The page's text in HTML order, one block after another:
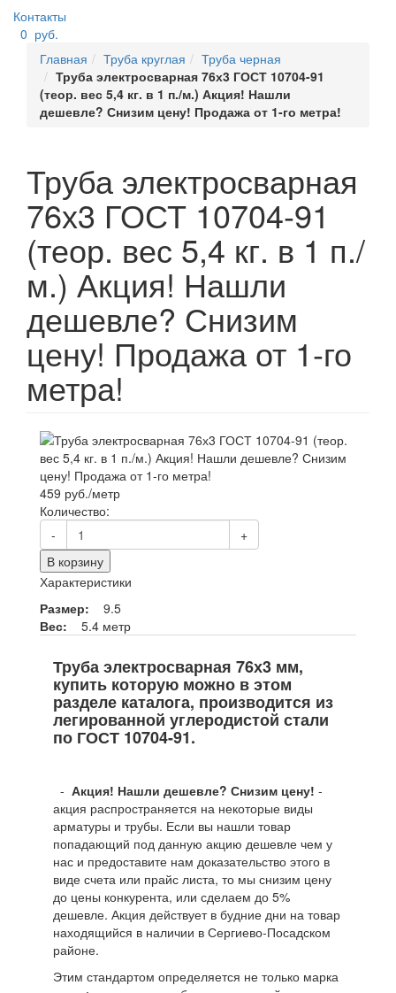
Контакты
0 руб.
Главная
Труба круглая
Труба черная
Труба электросварная 76х3 ГОСТ 10704-91
(теор. вес 5,4 кг. в 1 п./м.) Акция! Нашли
дешевле? Снизим цену! Продажа от 1-го метра!
Труба электросварная
76х3 ГОСТ 10704-91
(теор. вес 5,4 кг. в 1 п./
м.) Акция! Нашли
дешевле? Снизим
цену! Продажа от 1-го
метра!
459 руб./метр
Количество:
-
+
В корзину
Характеристики
Размер:
9.5
Вес:
5.4 метр
Труба электросварная 76х3 мм,
купить которую можно в этом
разделе каталога, производится из
легированной углеродистой стали
по ГОСТ 10704-91.
- Акция! Нашли дешевле? Снизим цену! -
акция распространяется на некоторые виды
арматуры и трубы. Если вы нашли товар
попадающий под данную акцию дешевле чем у
нас и предоставите нам доказательство этого в
виде счета или прайс листа, то мы снизим цену
до цены конкурента, или сделаем до 5%
дешевле. Акция действует в будние дни на товар
находящийся в наличии в Сергиево-Посадском
районе.
Этим стандартом определяется не только марка